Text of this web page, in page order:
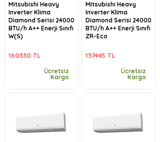
Mitsubishi Heavy
Inverter Klima
Diamond Serisi 24000
BTU/h A++ Enerji Sınıfı
W(S)
160330 TL
Ücretsiz
Kargo
Mitsubishi Heavy
Inverter Klima
Diamond Serisi 24000
BTU/h A++ Enerji Sınıfı
ZR-Eco
137445 TL
Ücretsiz
Kargo